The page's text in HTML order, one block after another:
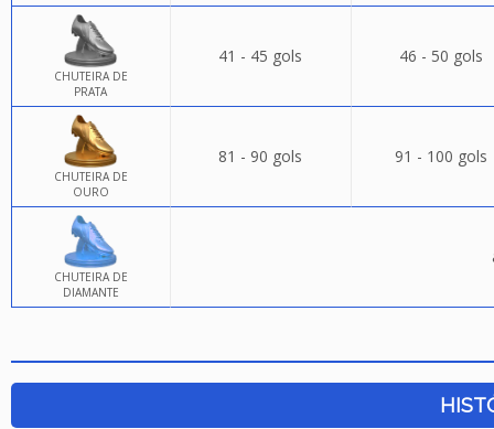
CHUTEIRA DE
PRATA
41 - 45 gols 46 - 50 gols
CHUTEIRA DE
OURO
81 - 90 gols 91 - 100 gols
CHUTEIRA DE
DIAMANTE